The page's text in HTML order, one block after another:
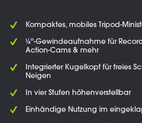
Kompaktes, mobiles Tripod-
¼''-Gewindeaufnahme für
Action-Cams & mehr
Integrierter Kugelkopf für freies
Neigen
In vier Stufen höhenverstellbar
Einhändige Nutzung im